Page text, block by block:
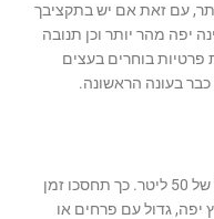
עם זאת אם יש בתקציבך
יפה מהר יותר וכן תנובה
פרטיות בוחרים בעצים
"אני ממליץ לשתול, עצים במיכל בגודל של 50 ליטר. כך תחסכו זמן
יפה, גדול עם פרחים או